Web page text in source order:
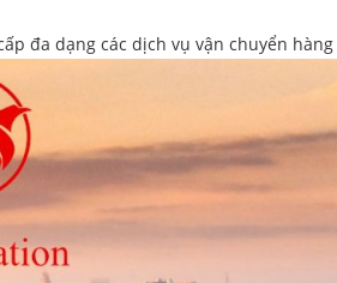
đa dạng các dịch vụ vận chuyển